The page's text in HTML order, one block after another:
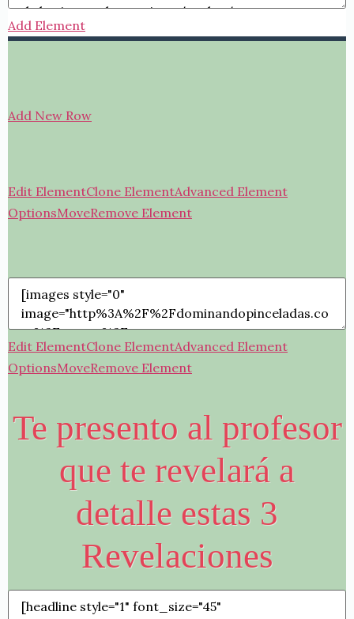
Add Element
Add New Row
Edit ElementClone ElementAdvanced Element
OptionsMoveRemove Element
Edit ElementClone ElementAdvanced Element
OptionsMoveRemove Element
Te presento al profesor
que te revelará a
detalle estas 3
Revelaciones